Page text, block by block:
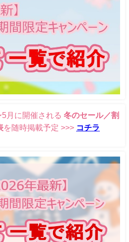
5月に開催される 冬のセール／割
を随時掲載予定 >>> コチラ